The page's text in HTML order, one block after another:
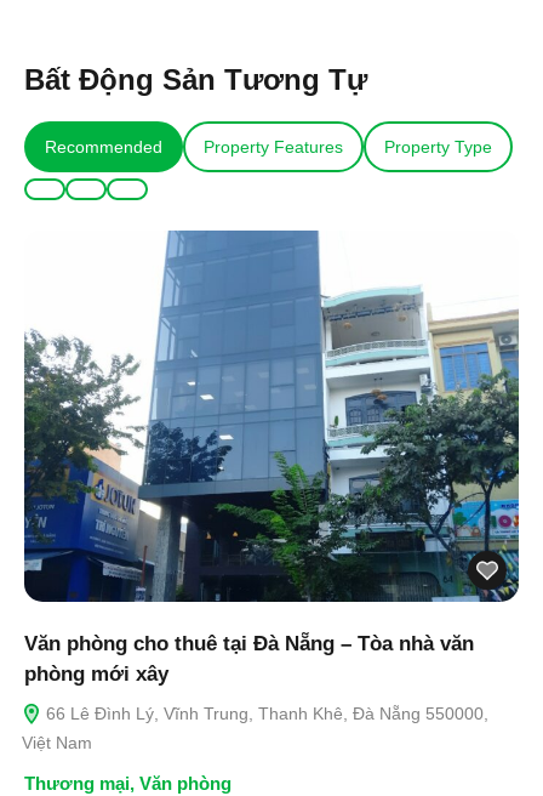
Bất Động Sản Tương Tự
Recommended Property Features Property Type
Văn phòng cho thuê tại Đà Nẵng – Tòa nhà văn
phòng mới xây
66 Lê Đình Lý, Vĩnh Trung, Thanh Khê, Đà Nẵng 550000,
Việt Nam
Thương mại, Văn phòng